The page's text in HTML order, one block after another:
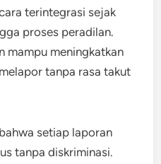
terintegrasi sejak
proses peradilan.
mampu meningkatkan
tanpa rasa takut
setiap laporan
tanpa diskriminasi.